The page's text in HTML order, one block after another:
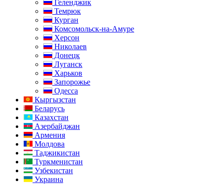
Геленджик
Темрюк
Курган
Комсомольск-на-Амуре
Херсон
Николаев
Донецк
Луганск
Харьков
Запорожье
Одесса
Кыргызстан
Беларусь
Казахстан
Азербайджан
Армения
Молдова
Таджикистан
Туркменистан
Узбекистан
Украина